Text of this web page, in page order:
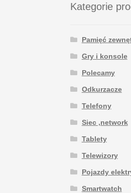
Kategorie
Pamięć
Gry i konsole
Polecamy
Odkurzacze
Telefony
Siec ,network
Tablety
Telewizory
Pojazdy
Smartwatch